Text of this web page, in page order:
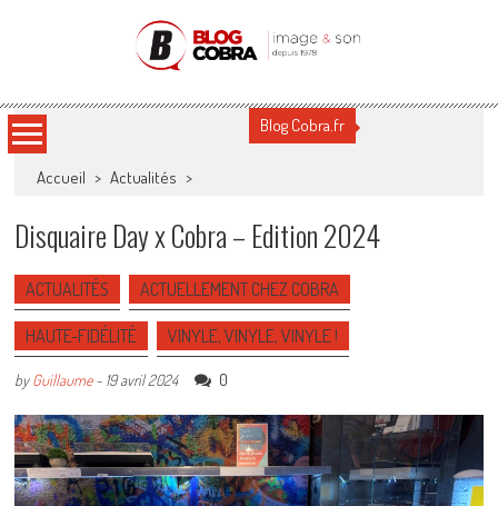
Blog Cobra
Blog Cobra.fr
Accueil > Actualités >
Disquaire Day x Cobra – Edition 2024
ACTUALITÉS ACTUELLEMENT CHEZ COBRA
HAUTE-FIDÉLITÉ VINYLE, VINYLE, VINYLE !
byGuillaume- 19 avril 2024 0